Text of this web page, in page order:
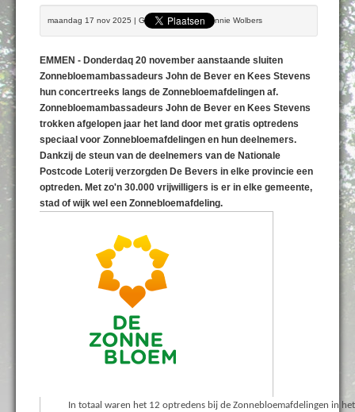
maandag 17 nov 2025 | Geschreven door Bennie Wolbers
EMMEN - Donderdaq 20 november aanstaande sluiten
Zonnebloemambassadeurs John de Bever en Kees Stevens
hun concertreeks langs de Zonnebloemafdelingen af.
Zonnebloemambassadeurs John de Bever en Kees Stevens
trokken afgelopen jaar het land door met gratis optredens
speciaal voor Zonnebloemafdelingen en hun deelnemers.
Dankzij de steun van de deelnemers van de Nationale
Postcode Loterij verzorgden De Bevers in elke provincie een
optreden. Met zo'n 30.000 vrijwilligers is er in elke gemeente,
stad of wijk wel een Zonnebloemafdeling.
In totaal waren het 12 optredens bij de Zonnebloemafdelingen in